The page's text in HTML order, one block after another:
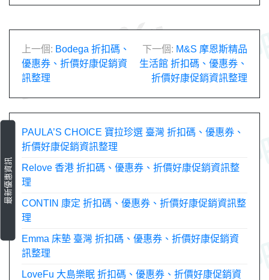
文
章
導
上一個: Bodega 折扣碼、
優惠券、折價好康促銷資
訊整理
下一個: M&S 摩恩斯精品
生活館 折扣碼、優惠券、
折價好康促銷資訊整理
最新優惠資訊
PAULA’S CHOICE 寶拉珍選 臺灣 折扣碼、優惠券、
折價好康促銷資訊整理
Relove 香港 折扣碼、優惠券、折價好康促銷資訊整
理
CONTIN 康定 折扣碼、優惠券、折價好康促銷資訊整
理
Emma 床墊 臺灣 折扣碼、優惠券、折價好康促銷資
訊整理
LoveFu 大島樂眠 折扣碼、優惠券、折價好康促銷資